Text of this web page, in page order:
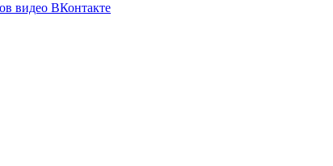
видео ВКонтакте